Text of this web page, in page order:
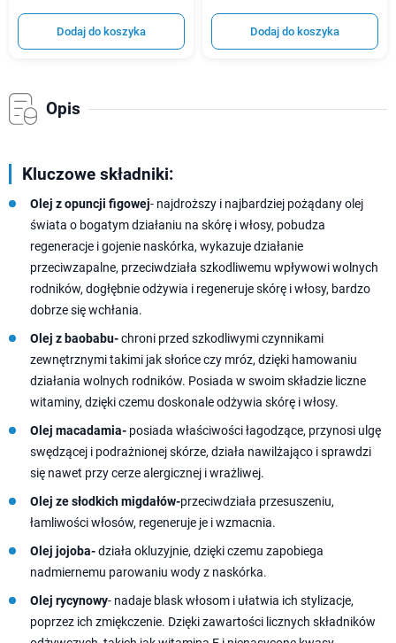
Dodaj do koszyka Dodaj do koszyka
Opis
Kluczowe składniki:
Olej z opuncji figowej- najdroższy i najbardziej pożądany olej
świata o bogatym działaniu na skórę i włosy, pobudza
regeneracje i gojenie naskórka, wykazuje działanie
przeciwzapalne, przeciwdziała szkodliwemu wpływowi wolnych
rodników, dogłębnie odżywia i regeneruje skórę i włosy, bardzo
dobrze się wchłania.
Olej z baobabu-chroni przed szkodliwymi czynnikami
zewnętrznymi takimi jak słońce czy mróz, dzięki hamowaniu
działania wolnych rodników. Posiada w swoim składzie liczne
witaminy, dzięki czemu doskonale odżywia skórę i włosy.
Olej macadamia- posiada właściwości łagodzące, przynosi ulgę
swędzącej i podrażnionej skórze, działa nawilżająco i sprawdzi
się nawet przy cerze alergicznej i wrażliwej.
Olej ze słodkich migdałów-przeciwdziała przesuszeniu,
łamliwości włosów, regeneruje je i wzmacnia.
Olej jojoba-działa okluzyjnie, dzięki czemu zapobiega
nadmiernemu parowaniu wody z naskórka.
Olej rycynowy- nadaje blask włosom i ułatwia ich stylizacje,
poprzez ich zmiękczenie. Dzięki zawartości licznych składników